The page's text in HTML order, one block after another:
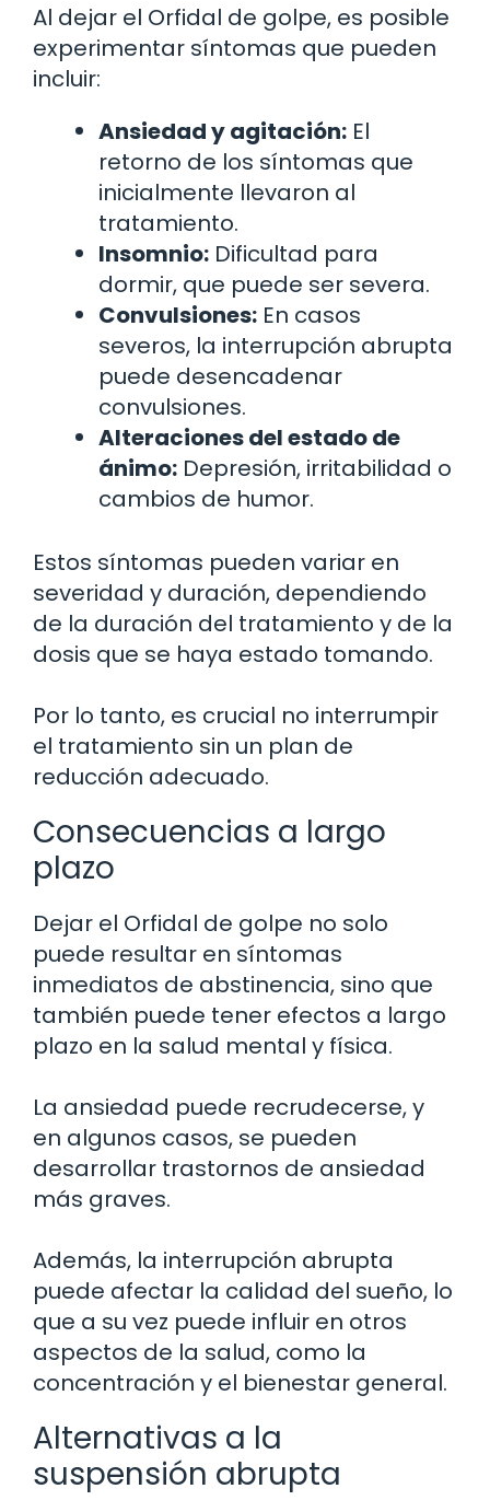
Al dejar el Orfidal de golpe, es posible
experimentar síntomas que pueden
incluir:
Ansiedad y agitación: El
retorno de los síntomas que
inicialmente llevaron al
tratamiento.
Insomnio: Dificultad para
dormir, que puede ser severa.
Convulsiones: En casos
severos, la interrupción abrupta
puede desencadenar
convulsiones.
Alteraciones del estado de
ánimo: Depresión, irritabilidad o
cambios de humor.
Estos síntomas pueden variar en
severidad y duración, dependiendo
de la duración del tratamiento y de la
dosis que se haya estado tomando.
Por lo tanto, es crucial no interrumpir
el tratamiento sin un plan de
reducción adecuado.
Consecuencias a largo
plazo
Dejar el Orfidal de golpe no solo
puede resultar en síntomas
inmediatos de abstinencia, sino que
también puede tener efectos a largo
plazo en la salud mental y física.
La ansiedad puede recrudecerse, y
en algunos casos, se pueden
desarrollar trastornos de ansiedad
más graves.
Además, la interrupción abrupta
puede afectar la calidad del sueño, lo
que a su vez puede influir en otros
aspectos de la salud, como la
concentración y el bienestar general.
Alternativas a la
suspensión abrupta